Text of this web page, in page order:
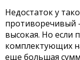
Недостаток у
противоречивый
высокая. Но если
комплектующих
еще большая